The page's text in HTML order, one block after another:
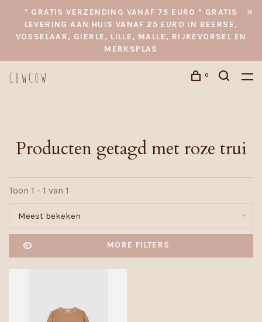
* GRATIS VERZENDING VANAF 75 EURO * GRATIS
LEVERING AAN HUIS VANAF 25 EURO IN BEERSE,
VOSSELAAR, GIERLE, LILLE, MALLE, RIJKEVORSEL EN
MERKSPLAS
0
Producten getagd met roze trui
Toon 1 - 1 van 1
Meest bekeken
MORE FILTERS